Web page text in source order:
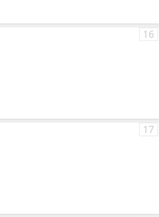
16
17